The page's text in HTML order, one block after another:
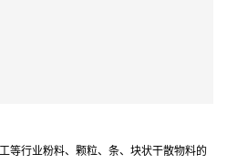
行业粉料、颗粒、条、块状干散物料的